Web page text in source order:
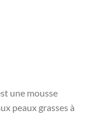
une mousse
peaux grasses à